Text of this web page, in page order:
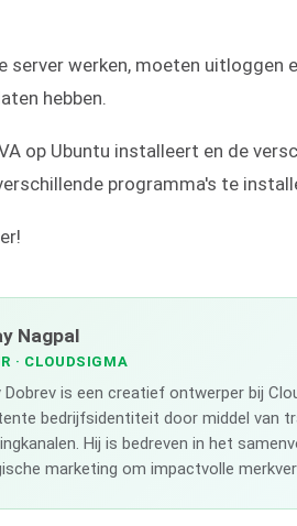
server werken, moeten uitloggen
hebben.
op Ubuntu installeert en de
programma's te
Nagpal
· CLOUDSIGMA
Dobrev is een creatief ontwerper bij
bedrijfsidentiteit door middel van
Hij is bedreven in het
marketing om impactvolle